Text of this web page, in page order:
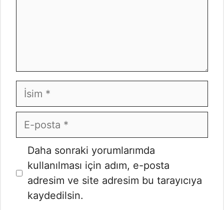
İsim
E-
posta
İnternet
sitesi
Daha sonraki yorumlarımda
kullanılması için adım, e-posta
adresim ve site adresim bu tarayıcıya
kaydedilsin.